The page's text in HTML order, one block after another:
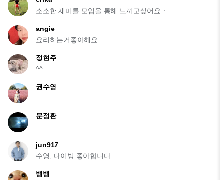
소소한 재미를 모임을 통해 느끼고싶어요ㆍ
angie
요리하는거좋아해요
정현주
^^
권수영
문정환
jun917
수영, 다이빙 좋아합니다.
뱅뱅